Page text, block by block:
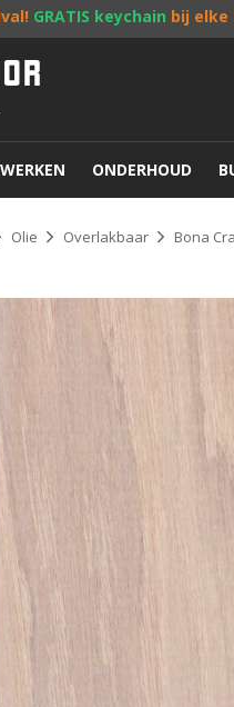
GRATIS keychain bij elke
ONDERHOUD
Olie Overlakbaar Bona